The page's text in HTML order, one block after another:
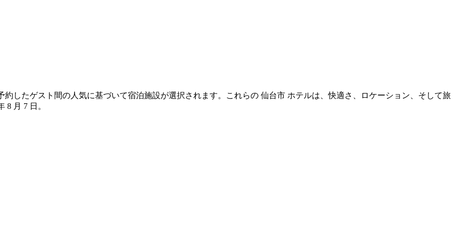
約したゲスト間の人気に基づいて宿泊施設が選択されます。これらの 仙台市 ホテルは、快適さ、ロケーション、そして旅
8 月 7 日 。